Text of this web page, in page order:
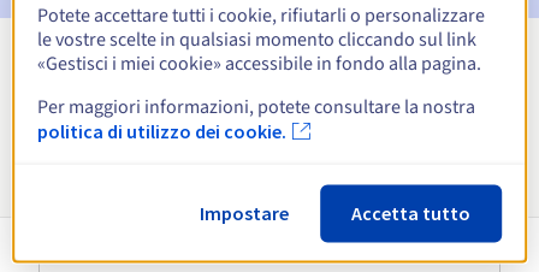
Visualizza tutte le estensioni
Informazioni su .cat
Potete accettare tutti i cookie, rifiutarli o personalizzare
le vostre scelte in qualsiasi momento cliccando sul link
«Gestisci i miei cookie» accessibile in fondo alla pagina.
Per maggiori informazioni, potete consultare la nostra
politica di utilizzo dei cookie.
Impostare Accetta tutto